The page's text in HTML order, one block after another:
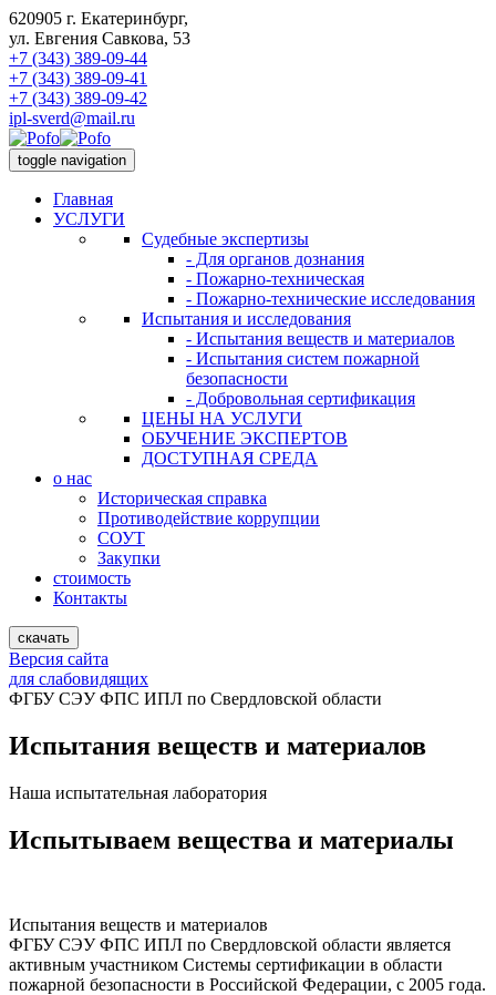
620905 г. Екатеринбург,
ул. Евгения Савкова, 53
+7 (343) 389-09-44
+7 (343) 389-09-41
+7 (343) 389-09-42
ipl-sverd@mail.ru
toggle navigation
Главная
УСЛУГИ
Судебные экспертизы
- Для органов дознания
- Пожарно-техническая
- Пожарно-технические исследования
Испытания и исследования
- Испытания веществ и материалов
- Испытания систем пожарной
безопасности
- Добровольная сертификация
ЦЕНЫ НА УСЛУГИ
ОБУЧЕНИЕ ЭКСПЕРТОВ
ДОСТУПНАЯ СРЕДА
о нас
Историческая справка
Противодействие коррупции
СОУТ
Закупки
стоимость
Контакты
скачать
Версия сайта
для слабовидящих
ФГБУ СЭУ ФПС ИПЛ по Свердловской области
Испытания веществ и материалов
Наша испытательная лаборатория
Испытываем вещества и материалы
Испытания веществ и материалов
ФГБУ СЭУ ФПС ИПЛ по Свердловской области является
активным участником Системы сертификации в области
пожарной безопасности в Российской Федерации, с 2005 года.